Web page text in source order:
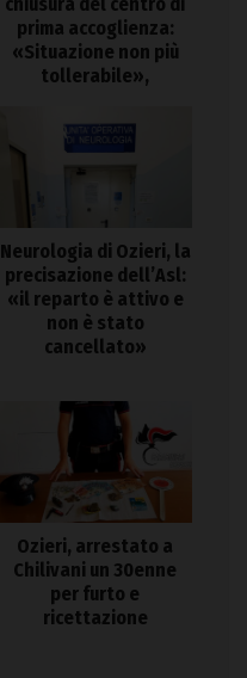
prima accoglienza:
«Situazione non più
tollerabile»,
Neurologia di Ozieri, la
precisazione dell’Asl:
«il reparto è attivo e
non è stato
cancellato»
Ozieri, arrestato a
Chilivani un 30enne
per furto e
ricettazione